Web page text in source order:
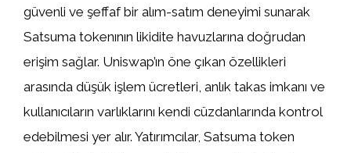
güvenli ve şeffaf bir alım-satım deneyimi sunarak
Satsuma tokenının likidite havuzlarına doğrudan
erişim sağlar. Uniswap’ın öne çıkan özellikleri
arasında düşük işlem ücretleri, anlık takas imkanı ve
kullanıcıların varlıklarını kendi cüzdanlarında kontrol
edebilmesi yer alır. Yatırımcılar, Satsuma token